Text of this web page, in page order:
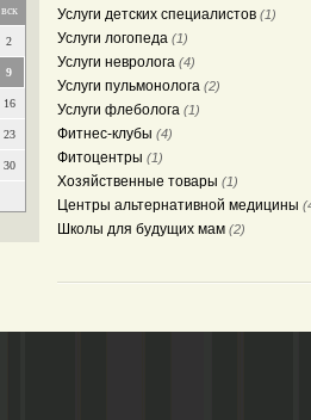
вск
2
9
16
23
30
Услуги детских специалистов (1)
Услуги логопеда (1)
Услуги невролога (4)
Услуги пульмонолога (2)
Услуги флеболога (1)
Фитнес-клубы (4)
Фитоцентры (1)
Хозяйственные товары (1)
Центры альтернативной медицины
Школы для будущих мам (2)